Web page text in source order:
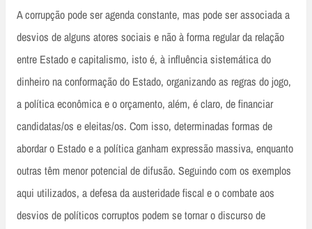
A corrupção pode ser agenda constante, mas pode ser associada a
desvios de alguns atores sociais e não à forma regular da relação
entre Estado e capitalismo, isto é, à influência sistemática do
dinheiro na conformação do Estado, organizando as regras do jogo,
a política econômica e o orçamento, além, é claro, de financiar
candidatas/os e eleitas/os. Com isso, determinadas formas de
abordar o Estado e a política ganham expressão massiva, enquanto
outras têm menor potencial de difusão. Seguindo com os exemplos
aqui utilizados, a defesa da austeridade fiscal e o combate aos
desvios de políticos corruptos podem se tornar o discurso de